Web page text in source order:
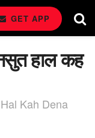
GET APP
हाल कह
Kah Dena